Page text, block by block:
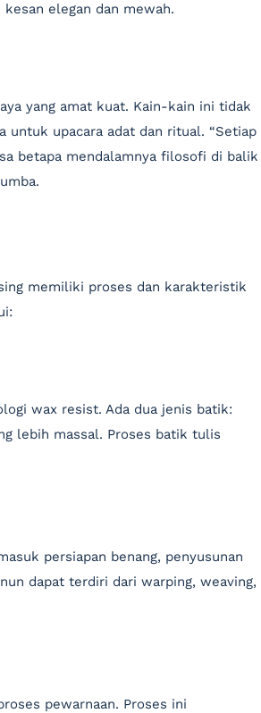
elegan dan mewah.
yang amat kuat. Kain-kain ini tidak
untuk upacara adat dan ritual. “Setiap
betapa mendalamnya filosofi di balik
memiliki proses dan karakteristik
wax resist. Ada dua jenis batik:
lebih massal. Proses batik tulis
persiapan benang, penyusunan
dapat terdiri dari warping, weaving,
pewarnaan. Proses ini